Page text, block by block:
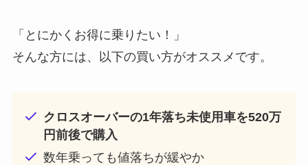
「とにかくお得に乗りたい！」
そんな方には、以下の買い方がオススメです。
クロスオーバーの1年落ち未使用車を520万
円前後で購入
数年乗っても値落ちが緩やか